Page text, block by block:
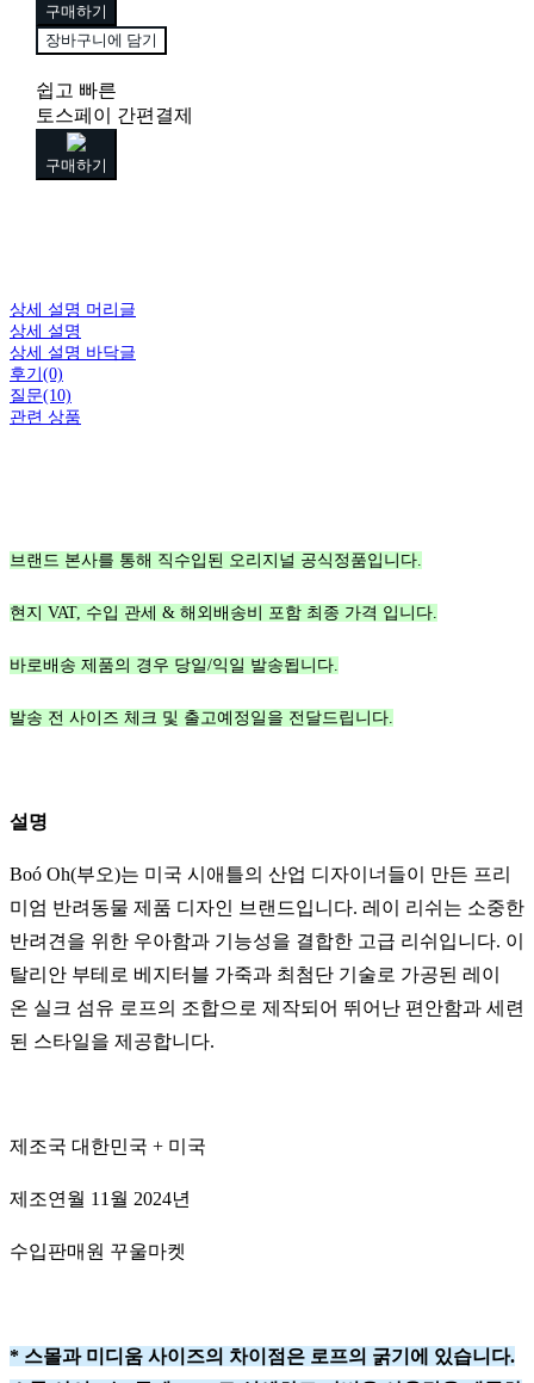
구매하기
장바구니에 담기
쉽고 빠른
토스페이 간편결제
구매하기
상세 설명 머리글
상세 설명
상세 설명 바닥글
후기(0)
질문(10)
관련 상품
브랜드 본사를 통해 직수입된 오리지널 공식정품입니다.
현지 VAT, 수입 관세 & 해외배송비 포함 최종 가격 입니다.
바로배송 제품의 경우 당일/익일 발송됩니다.
발송 전 사이즈 체크 및 출고예정일을 전달드립니다.
설명
Boó Oh(부오)는 미국 시애틀의 산업 디자이너들이 만든 프리
미엄 반려동물 제품 디자인 브랜드입니다. 레이 리쉬는 소중한
반려견을 위한 우아함과 기능성을 결합한 고급 리쉬입니다. 이
탈리안 부테로 베지터블 가죽과 최첨단 기술로 가공된 레이
온 실크 섬유 로프의 조합으로 제작되어 뛰어난 편안함과 세련
된 스타일을 제공합니다.
제조국 대한민국 + 미국
제조연월 11월 2024년
수입판매원 꾸울마켓
* 스몰과 미디움 사이즈의 차이점은 로프의 굵기에 있습니다.